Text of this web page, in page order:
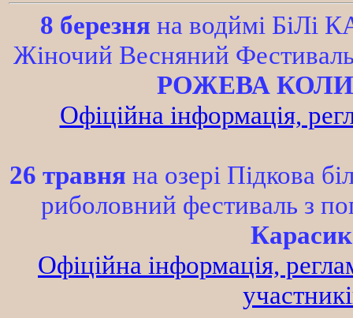
8 березня на водймі БіЛі
Жіночий Весняний Фестиваль
РОЖЕВА
Офіційна інформація,
26 травня на озері Підкова
риболовний фестиваль з
Офіційна інформація,